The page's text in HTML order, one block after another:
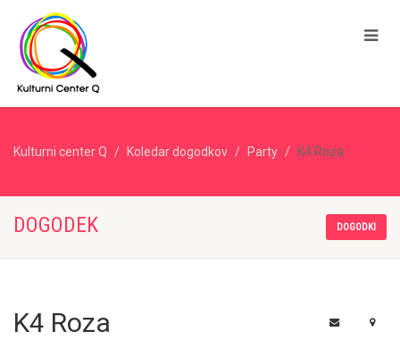
Kulturni center Q Koledar dogodkov Party K4 Roza
DOGODEK DOGODKI
K4 Roza